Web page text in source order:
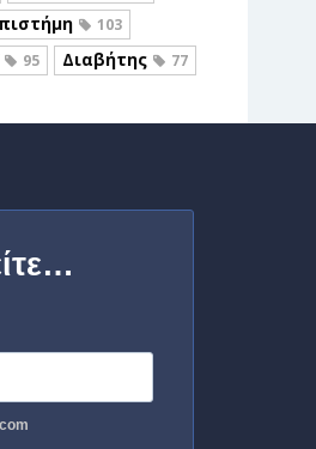
103
95 Διαβήτης 77